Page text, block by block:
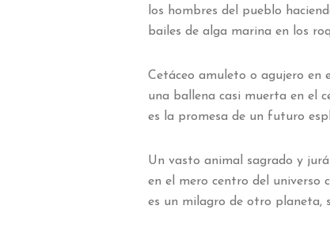
los hombres del pueblo
bailes de alga marina en los
Cetáceo amuleto o agujero en
una ballena casi muerta en el
es la promesa de un futuro
Un vasto animal sagrado y
en el mero centro del universo
es un milagro de otro planeta,